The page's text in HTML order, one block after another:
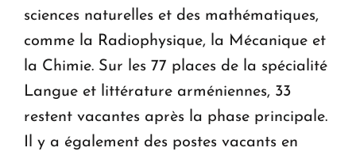
sciences naturelles et des mathématiques,
comme la Radiophysique, la Mécanique et
la Chimie. Sur les 77 places de la spécialité
Langue et littérature arméniennes, 33
restent vacantes après la phase principale.
Il y a également des postes vacants en